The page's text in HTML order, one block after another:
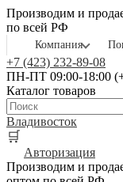
Производим и
по всей РФ
Компания
+7 (423) 232-89-08
ПН-ПТ 09:00-18:00
Каталог товаров
Владивосток
🛒
Авторизация
Производим и